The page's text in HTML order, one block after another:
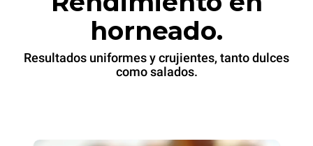
horneado.
Resultados uniformes y crujientes, tanto dulces
como salados.